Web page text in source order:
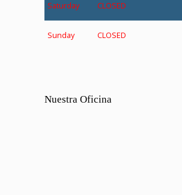
Saturday CLOSED
Sunday CLOSED
Nuestra Oficina